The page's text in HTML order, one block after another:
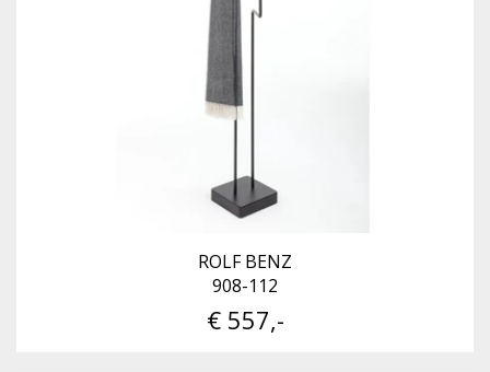
ROLF BENZ
908-112
€ 557,-